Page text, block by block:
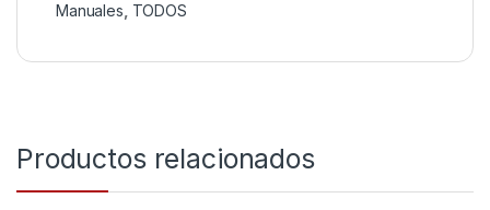
Manuales, TODOS
Productos relacionados